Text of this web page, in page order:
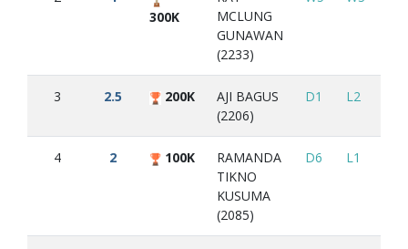
300K
MCLUNG
GUNAWAN
(2233)
3 2.5 200K
AJI BAGUS
(2206)
D1 L2
4 2 100K
RAMANDA
TIKNO
KUSUMA
(2085)
D6 L1